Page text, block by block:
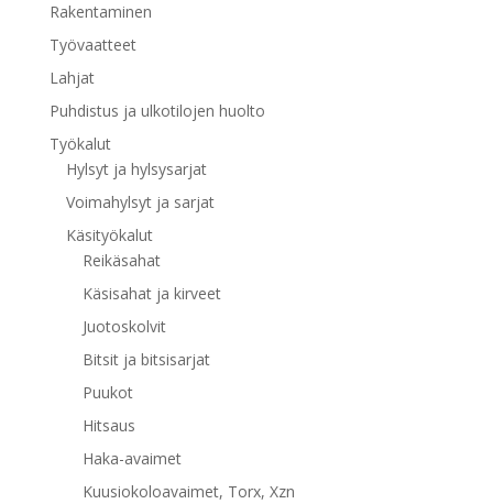
Rakentaminen
Työvaatteet
Lahjat
Puhdistus ja ulkotilojen huolto
Työkalut
Hylsyt ja hylsysarjat
Voimahylsyt ja sarjat
Käsityökalut
Reikäsahat
Käsisahat ja kirveet
Juotoskolvit
Bitsit ja bitsisarjat
Puukot
Hitsaus
Haka-avaimet
Kuusiokoloavaimet, Torx, Xzn